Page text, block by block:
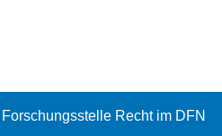
Forschungsstelle Recht im DFN